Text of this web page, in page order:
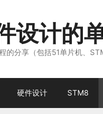
设计的
分享（包括51单片机、
硬件设计 STM8